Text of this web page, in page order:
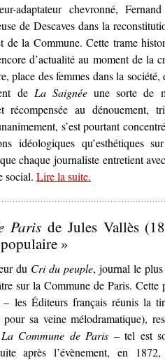
adaptateur chevronné,
de Descaves dans la
de la Commune. Cette trame
d’actualité au moment de la
place des femmes dans la
de La Saignéeune sorte de
récompensée au dénouement,
s’est pourtant
idéologiques qu’esthétiques
chaque journaliste entretient
social. Lire la suite– ‘L’Esprit
.
Parisde Jules Vallès
»
du Cri du peuple, journal le
sur la Commune de Paris.
les Éditeurs français réunis la
sa veine mélodramatique),
La Commune de Paris – tel est
après l’évènement, en